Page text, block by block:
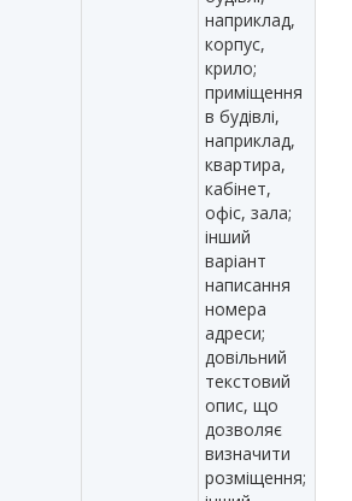
наприклад,
корпус,
крило;
приміщення
в будівлі,
наприклад,
квартира,
кабінет,
офіс, зала;
інший
варіант
написання
номера
адреси;
довільний
текстовий
опис, що
дозволяє
визначити
розміщення;